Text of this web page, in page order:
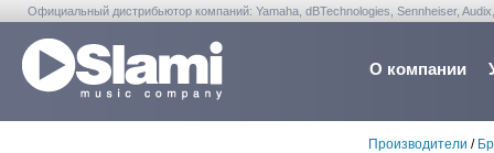
Официальный дистрибьютор компаний: Yamaha, dBTechnologies, Sennheiser,
О компании
Производители /